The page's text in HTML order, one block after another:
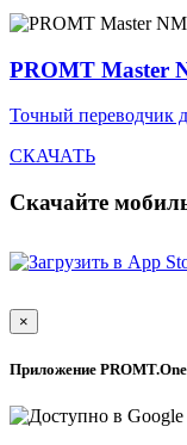
PROMT Master
Точный переводчик
СКАЧАТЬ
Скачайте
×
Приложение PROMT.One